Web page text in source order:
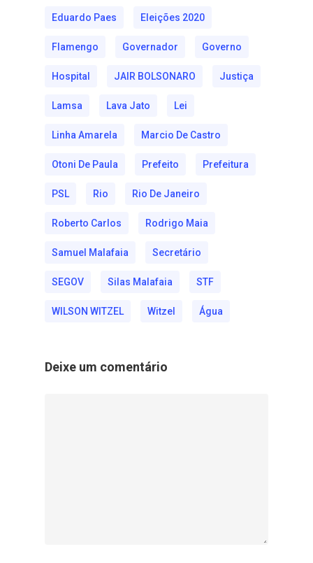
Eduardo Paes Eleições 2020
Flamengo Governador Governo
Hospital JAIR BOLSONARO Justiça
Lamsa Lava Jato Lei
Linha Amarela Marcio De Castro
Otoni De Paula Prefeito Prefeitura
PSL Rio Rio De Janeiro
Roberto Carlos Rodrigo Maia
Samuel Malafaia Secretário
SEGOV Silas Malafaia STF
WILSON WITZEL Witzel Água
Deixe um comentário